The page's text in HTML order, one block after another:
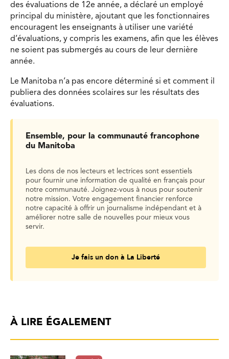
des évaluations de 12e année, a déclaré un employé
principal du ministère, ajoutant que les fonctionnaires
encouragent les enseignants à utiliser une variété
d’évaluations, y compris les examens, afin que les élèves
ne soient pas submergés au cours de leur dernière
année.
Le Manitoba n’a pas encore déterminé si et comment il
publiera des données scolaires sur les résultats des
évaluations.
Ensemble, pour la communauté francophone
du Manitoba
Les dons de nos lecteurs et lectrices sont essentiels
pour fournir une information de qualité en français pour
notre communauté. Joignez-vous à nous pour soutenir
notre mission. Votre engagement financier renforce
notre capacité à offrir un journalisme indépendant et à
améliorer notre salle de nouvelles pour mieux vous
servir.
Je fais un don à La Liberté
À LIRE ÉGALEMENT